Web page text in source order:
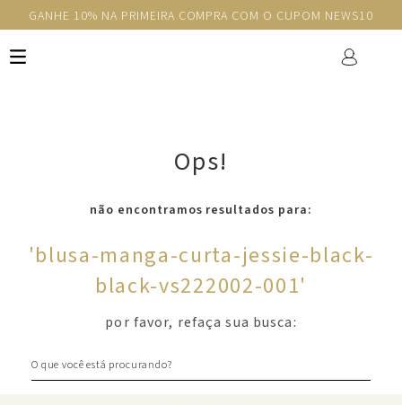
GANHE 10% NA PRIMEIRA COMPRA COM O CUPOM NEWS10
Ops!
não encontramos resultados para:
'blusa-manga-curta-jessie-black-
black-vs222002-001'
por favor, refaça sua busca: